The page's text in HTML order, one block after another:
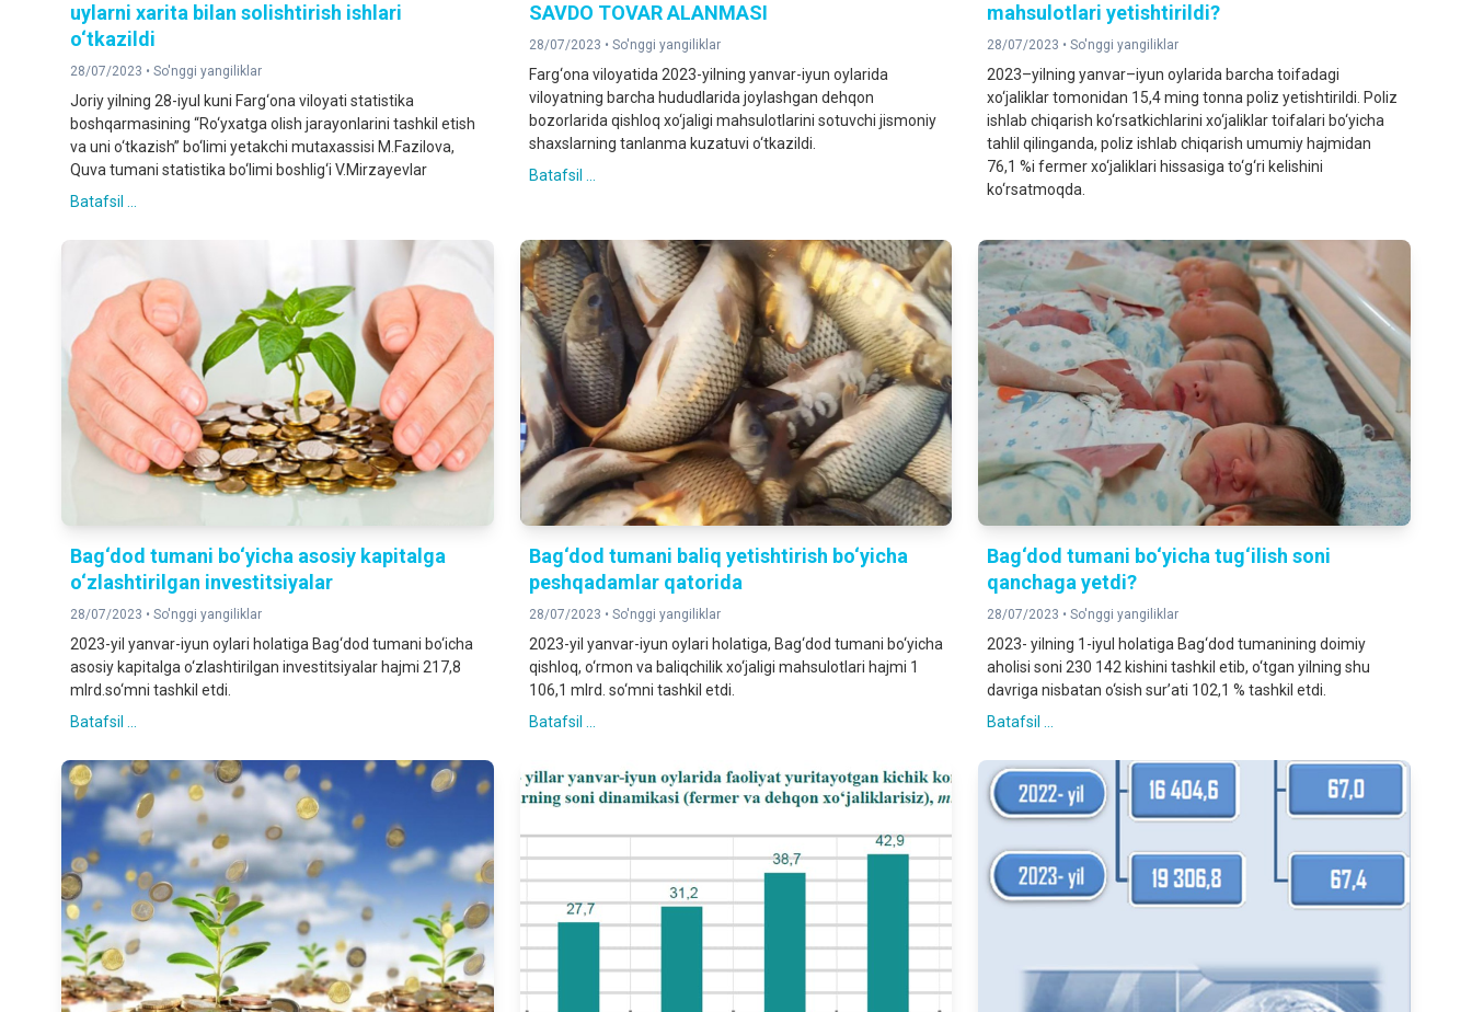
uylarni xarita bilan solishtirish ishlari
o‘tkazildi
28/07/2023 • So'nggi yangiliklar
Joriy yilning 28-iyul kuni Farg‘ona viloyati statistika
boshqarmasining “Ro‘yxatga olish jarayonlarini tashkil etish
va uni o‘tkazish” bo‘limi yetakchi mutaxassisi M.Fazilova,
Quva tumani statistika bo‘limi boshlig‘i V.Mirzayevlar
Batafsil ...
SAVDO TOVAR ALANMASI
28/07/2023 • So'nggi yangiliklar
Farg‘ona viloyatida 2023-yilning yanvar-iyun oylarida
viloyatning barcha hududlarida joylashgan dehqon
bozorlarida qishloq xo‘jaligi mahsulotlarini sotuvchi jismoniy
shaxslarning tanlanma kuzatuvi o‘tkazildi.
Batafsil ...
mahsulotlari yetishtirildi?
28/07/2023 •So'nggi yangiliklar
2023–yilning yanvar–iyun oylarida barcha toifadagi
xo‘jaliklar tomonidan 15,4 ming tonna poliz yetishtirildi. Poliz
ishlab chiqarish ko‘rsatkichlarini xo‘jaliklar toifalari bo‘yicha
tahlil qilinganda, poliz ishlab chiqarish umumiy hajmidan
76,1 %i fermer xo‘jaliklari hissasiga to‘g‘ri kelishini
ko‘rsatmoqda.
Bag‘dod tumani bo‘yicha asosiy kapitalga
o‘zlashtirilgan investitsiyalar
28/07/2023 • So'nggi yangiliklar
2023-yil yanvar-iyun oylari holatiga Bag‘dod tumani bo‘icha
asosiy kapitalga o‘zlashtirilgan investitsiyalar hajmi 217,8
mlrd.so‘mni tashkil etdi.
Batafsil ...
Bag‘dod tumani baliq yetishtirish bo‘yicha
peshqadamlar qatorida
28/07/2023 • So'nggi yangiliklar
2023-yil yanvar-iyun oylari holatiga, Bag‘dod tumani bo‘yicha
qishloq, o‘rmon va baliqchilik xo‘jaligi mahsulotlari hajmi 1
106,1 mlrd. so‘mni tashkil etdi.
Batafsil ...
Bag‘dod tumani bo‘yicha tug‘ilish soni
qanchaga yetdi?
28/07/2023 •So'nggi yangiliklar
2023- yilning 1-iyul holatiga Bag‘dod tumanining doimiy
aholisi soni 230 142 kishini tashkil etib, o‘tgan yilning shu
davriga nisbatan o‘sish sur’ati 102,1 % tashkil etdi.
Batafsil ...